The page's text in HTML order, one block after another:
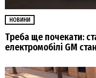
НОВИНИ
Треба ще почекати:
електромобілі GM